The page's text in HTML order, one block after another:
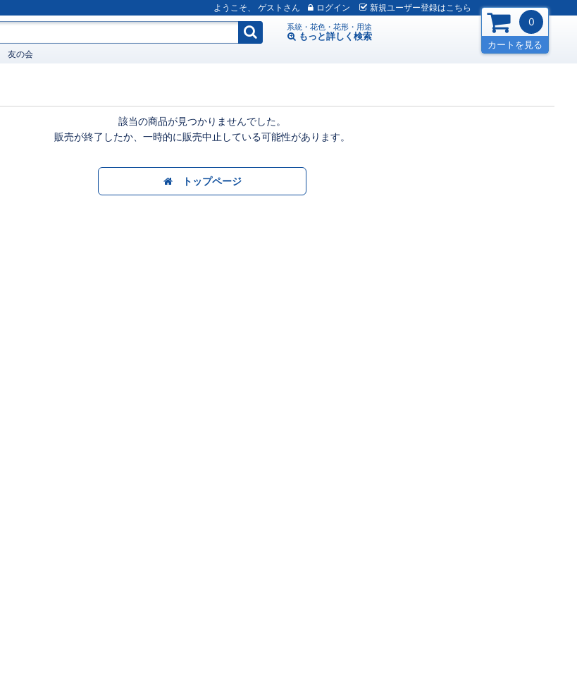
ようこそ、 ゲスト ログイン 新規ユーザー登録はこちら
系統・花色・花形・用途
もっと詳しく 検索
0
カートを見る
友の会
該当の商品が見つかりませんでした。
販売が終了したか、一時的に販売中止している可能性があります。
トップページ